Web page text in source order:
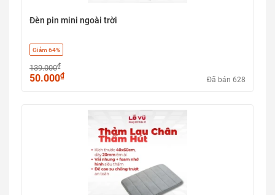
Đèn pin mini ngoài trời
Giảm 64%
139.000₫
50.000₫ Đã bán 628